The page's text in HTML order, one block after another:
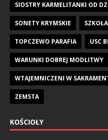
SIOSTRY KARMELITANKI OD
SONETY KRYMSKIE
TOPCZEWO PARAFIA USC
WARUNKI DOBREJ MODLITWY
WTAJEMNICZENI W
ZEMSTA
KOŚCIOŁY